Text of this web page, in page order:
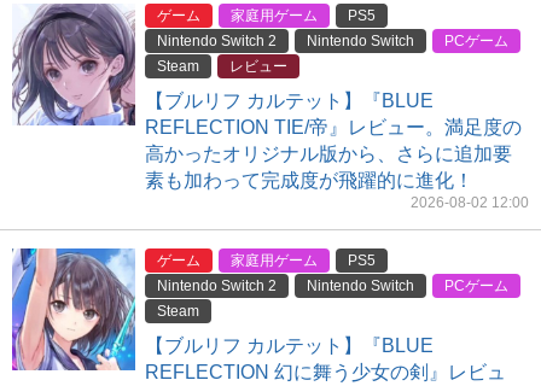
ゲーム 家庭用ゲーム
PS5
Nintendo Switch 2
Nintendo Switch
PCゲーム
Steam
レビュー
【ブルリフ カルテット】『BLUE
REFLECTION TIE/帝』レビュー。満足度の
高かったオリジナル版から、さらに追加要
素も加わって完成度が飛躍的に進化！
2026-08-02 12:00
ゲーム 家庭用ゲーム
PS5
Nintendo Switch 2
Nintendo Switch
PCゲーム
Steam
【ブルリフ カルテット】『BLUE
REFLECTION 幻に舞う少女の剣』レビュ